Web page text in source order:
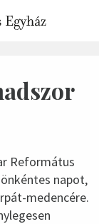
Református
napot,
medencére.